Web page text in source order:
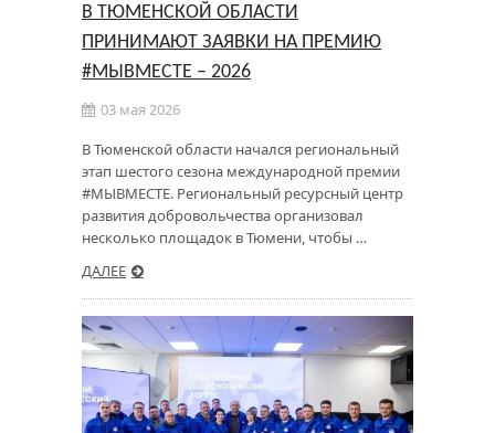
В ТЮМЕНСКОЙ ОБЛАСТИ
ПРИНИМАЮТ ЗАЯВКИ НА ПРЕМИЮ
#МЫВМЕСТЕ – 2026
03 мая 2026
В Тюменской области начался региональный
этап шестого сезона международной премии
#МЫВМЕСТЕ. Региональный ресурсный центр
развития добровольчества организовал
несколько площадок в Тюмени, чтобы …
ДАЛЕЕ